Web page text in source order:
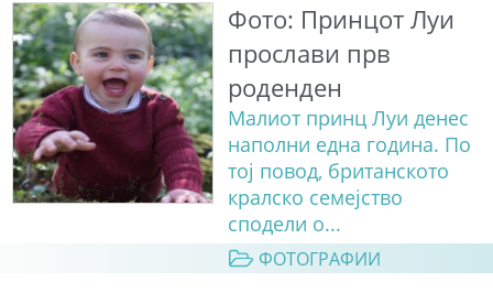
Фото: Принцот Луи
прослави прв
роденден
Малиот принц Луи денес
наполни една година. По
тој повод, британското
кралско семејство
сподели о...
ФОТОГРАФИИ